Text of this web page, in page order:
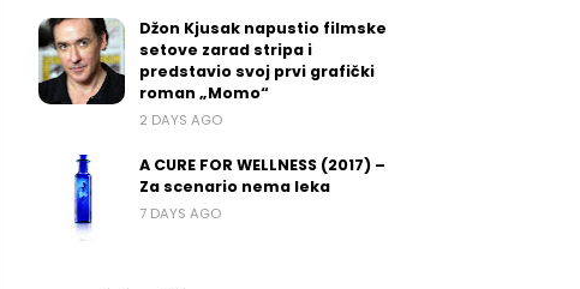
Džon Kjusak napustio filmske
setove zarad stripa i
predstavio svoj prvi grafički
roman „Momo“
2 DAYS AGO
A CURE FOR WELLNESS (2017) –
Za scenario nema leka
7 DAYS AGO